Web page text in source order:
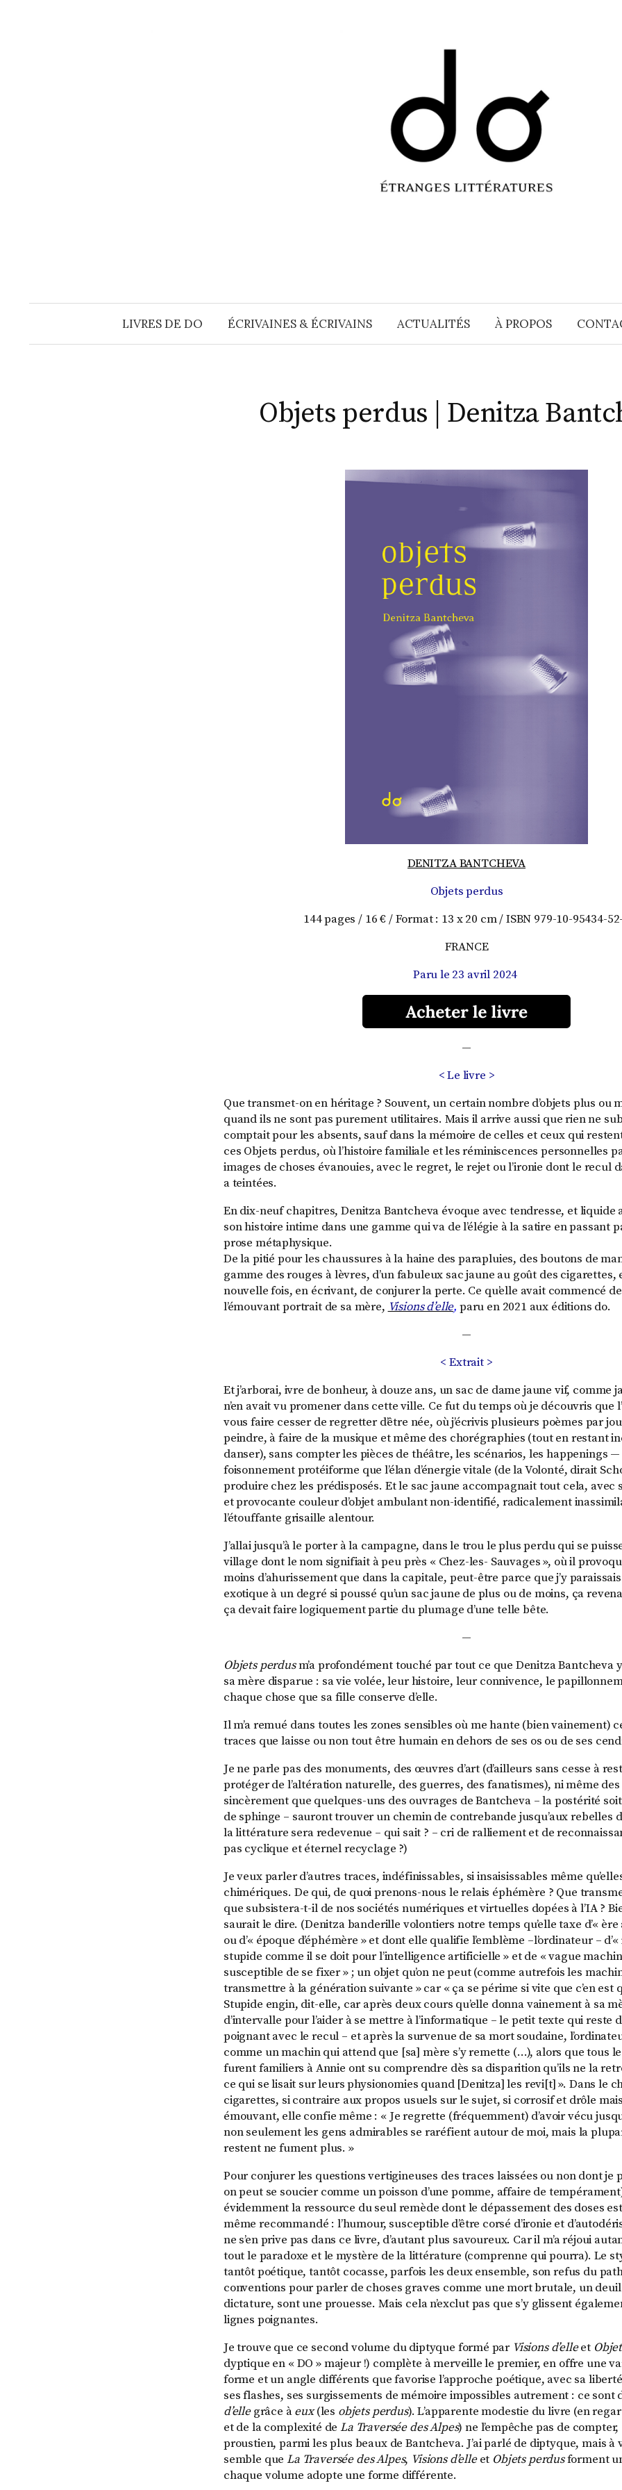
LIVRES DE DO ÉCRIVAINES & ÉCRIVAINS ACTUALITÉS À PROPOS
Objets perdus | Denitza
DENITZA BANTCHEVA
Objets perdus
144 pages / 16 € / Format : 13 x 20 cm / ISBN 979-10-95434-
FRANCE
Paru le 23 avril 2024
—
< Le livre >
Que transmet-on en héritage ? Souvent, un certain nombre d’objets plus ou
quand ils ne sont pas purement utilitaires. Mais il arrive aussi que rien ne
comptait pour les absents, sauf dans la mémoire de celles et ceux qui
ces Objets perdus, où l’histoire familiale et les réminiscences personnelles
images de choses évanouies, avec le regret, le rejet ou l’ironie dont le recul
a teintées.
En dix-neuf chapitres, Denitza Bantcheva évoque avec tendresse, et liquide
son histoire intime dans une gamme qui va de l’élégie à la satire en passant
prose métaphysique.
De la pitié pour les chaussures à la haine des parapluies, des boutons de
gamme des rouges à lèvres, d’un fabuleux sac jaune au goût des cigarettes,
nouvelle fois, en écrivant, de conjurer la perte. Ce qu’elle avait commencé
l’émouvant portrait de sa mère, Visions d’elle, paru en 2021 aux éditions do.
—
< Extrait >
Et j’arborai, ivre de bonheur, à douze ans, un sac de dame jaune vif, comme
n’en avait vu promener dans cette ville. Ce fut du temps où je découvris que
vous faire cesser de regretter d’être née, où j’écrivis plusieurs poèmes par
peindre, à faire de la musique et même des chorégraphies (tout en restant
danser), sans compter les pièces de théâtre, les scénarios, les happenings
foisonnement protéiforme que l’élan d’énergie vitale (de la Volonté, dirait
produire chez les prédisposés. Et le sac jaune accompagnait tout cela, avec
et provocante couleur d’objet ambulant non-identifié, radicalement
l’étouffante grisaille alentour.
J’allai jusqu’à le porter à la campagne, dans le trou le plus perdu qui se
village dont le nom signifiait à peu près « Chez-les- Sauvages », où il
moins d’ahurissement que dans la capitale, peut-être parce que j’y
exotique à un degré si poussé qu’un sac jaune de plus ou de moins, ça
ça devait faire logiquement partie du plumage d’une telle bête.
—
Objets perdusm’a profondément touché par tout ce que Denitza Bantcheva
sa mère disparue : sa vie volée, leur histoire, leur connivence, le
chaque chose que sa fille conserve d’elle.
Il m’a remué dans toutes les zones sensibles où me hante (bien vainement)
traces que laisse ou non tout être humain en dehors de ses os ou de ses
Je ne parle pas des monuments, des œuvres d’art (d’ailleurs sans cesse à
protéger de l’altération naturelle, des guerres, des fanatismes), ni même
sincèrement que quelques-uns des ouvrages de Bantcheva – la postérité
de sphinge – sauront trouver un chemin de contrebande jusqu’aux rebelles
la littérature sera redevenue – qui sait ? – cri de ralliement et de
pas cyclique et éternel recyclage ?)
Je veux parler d’autres traces, indéfinissables, si insaisissables même
chimériques. De qui, de quoi prenons-nous le relais éphémère ? Que
que subsistera-t-il de nos sociétés numériques et virtuelles dopées à l’IA ?
saurait le dire. (Denitza banderille volontiers notre temps qu’elle taxe d’«
ou d’« époque d’éphémère » et dont elle qualifie l’emblème –l’ordinateur –
stupide comme il se doit pour l’intelligence artificielle » et de « vague
susceptible de se fixer » ; un objet qu’on ne peut (comme autrefois les
transmettre à la génération suivante » car « ça se périme si vite que c’en est
Stupide engin, dit-elle, car après deux cours qu’elle donna vainement à sa
d’intervalle pour l’aider à se mettre à l’informatique – le petit texte qui reste
poignant avec le recul – et après la survenue de sa mort soudaine,
comme un machin qui attend que [sa] mère s’y remette (…), alors que tous
furent familiers à Annie ont su comprendre dès sa disparition qu’ils ne la
ce qui se lisait sur leurs physionomies quand [Denitza] les revi[t] ». Dans le
cigarettes, si contraire aux propos usuels sur le sujet, si corrosif et drôle
émouvant, elle confie même : « Je regrette (fréquemment) d’avoir vécu
non seulement les gens admirables se raréfient autour de moi, mais la
restent ne fument plus. »
Pour conjurer les questions vertigineuses des traces laissées ou non dont je
on peut se soucier comme un poisson d’une pomme, affaire de
évidemment la ressource du seul remède dont le dépassement des doses
même recommandé : l’humour, susceptible d’être corsé d’ironie et
ne s’en prive pas dans ce livre, d’autant plus savoureux. Car il m’a réjoui
tout le paradoxe et le mystère de la littérature (comprenne qui pourra). Le
tantôt poétique, tantôt cocasse, parfois les deux ensemble, son refus du
conventions pour parler de choses graves comme une mort brutale, un
dictature, sont une prouesse. Mais cela n’exclut pas que s’y glissent
lignes poignantes.
Je trouve que ce second volume du diptyque formé par Visions d’elleet
dyptique en « DO » majeur !) complète à merveille le premier, en offre une
forme et un angle différents que favorise l’approche poétique, avec sa
ses flashes, ses surgissements de mémoire impossibles autrement : ce sont
d’ellegrâce àeux(les objets perdus). L’apparente modestie du livre (en
et de la complexité deLa Traversée des Alpes) ne l’empêche pas de
proustien, parmi les plus beaux de Bantcheva. J’ai parlé de diptyque, mais à
semble queLa Traversée des Alpes, Visions d’elleet Objets perdusforment
chaque volume adopte une forme différente.